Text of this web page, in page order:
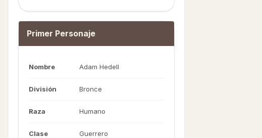
Primer Personaje
Nombre Adam Hedell
División Bronce
Raza Humano
Clase Guerrero